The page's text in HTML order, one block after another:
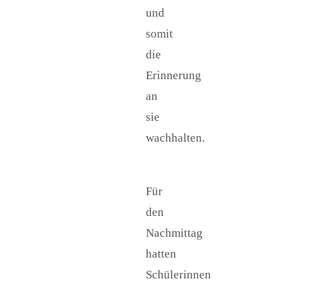
und
somit
die
Erinnerung
an
sie
wachhalten.
Für
den
Nachmittag
hatten
Schülerinnen